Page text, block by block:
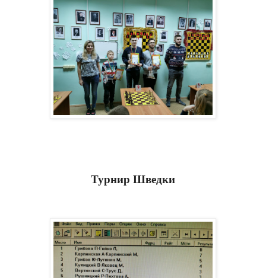
Турнир Шведки